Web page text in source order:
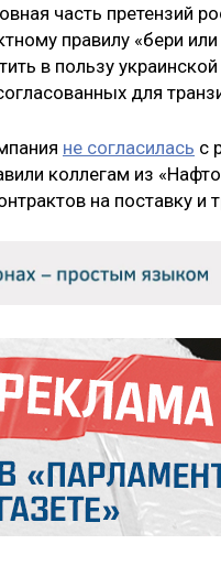
часть претензий
правилу «бери
в пользу
для
не согласилась с
коллегам из
на поставку и